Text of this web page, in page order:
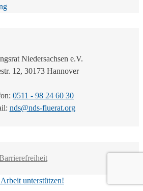
Niedersachsen e.V.
12, 30173 Hannover
0511 - 98 24 60 30
nds@nds-fluerat.org
unterstützen!